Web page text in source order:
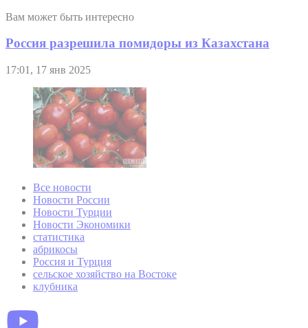
Вам может быть интересно
Россия разрешила помидоры из Казахстана
17:01, 17 янв 2025
Все новости
Новости России
Новости Турции
Новости Экономики
статистика
абрикосы
Россия и Турция
сельское хозяйство на Востоке
клубника